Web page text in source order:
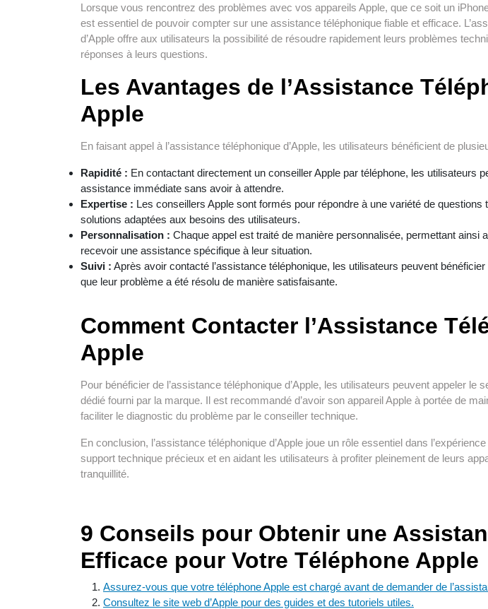
Lorsque vous rencontrez des problèmes avec vos appareils Apple, que ce soit un
est essentiel de pouvoir compter sur une assistance téléphonique fiable et efficace.
d’Apple offre aux utilisateurs la possibilité de résoudre rapidement leurs problèmes
réponses à leurs questions.
Les Avantages de l’Assistance
Apple
En faisant appel à l’assistance téléphonique d’Apple, les utilisateurs bénéficient de
Rapidité : En contactant directement un conseiller Apple par téléphone, les utilisateurs
assistance immédiate sans avoir à attendre.
Expertise : Les conseillers Apple sont formés pour répondre à une variété de questions
solutions adaptées aux besoins des utilisateurs.
Personnalisation : Chaque appel est traité de manière personnalisée, permettant ainsi
recevoir une assistance spécifique à leur situation.
Suivi : Après avoir contacté l’assistance téléphonique, les utilisateurs peuvent bénéficier
que leur problème a été résolu de manière satisfaisante.
Comment Contacter l’Assistance
Apple
Pour bénéficier de l’assistance téléphonique d’Apple, les utilisateurs peuvent appeler le
dédié fourni par la marque. Il est recommandé d’avoir son appareil Apple à portée de
faciliter le diagnostic du problème par le conseiller technique.
En conclusion, l’assistance téléphonique d’Apple joue un rôle essentiel dans
support technique précieux et en aidant les utilisateurs à profiter pleinement de leurs
tranquillité.
9 Conseils pour Obtenir une
Efficace pour Votre Téléphone Apple
Assurez-vous que votre téléphone Apple est chargé avant de demander de
Consultez le site web d’Apple pour des guides et des tutoriels utiles.